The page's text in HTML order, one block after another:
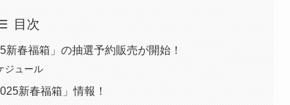
目次
春福箱」の抽選予約販売が開始！
ジュール
新春福箱」情報！